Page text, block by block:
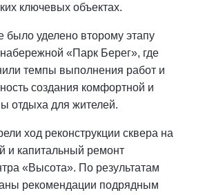
ключевых объектах.
уделено второму этапу
набережной «Парк Берег», где
темпы выполнения работ и
создания комфортной и
отдыха для жителей.
ход реконструкции сквера на
и капитальный ремонт
«Высота». По результатам
рекомендации подрядным